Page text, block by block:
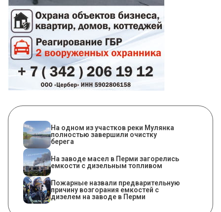
На одном из участков реки Мулянка
полностью завершили очистку
берега
На заводе масел в Перми загорелись
емкости с дизельным топливом
Пожарные назвали предварительную
причину возгорания емкостей с
дизелем на заводе в Перми